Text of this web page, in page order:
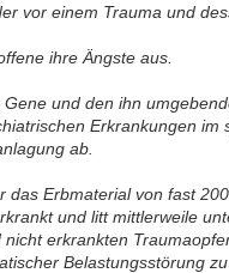
vor einem Trauma und
ihre Ängste aus.
und den ihn
Erkrankungen
ab.
Erbmaterial von fast
und litt mittlerweile
erkrankten
Belastungsstörung